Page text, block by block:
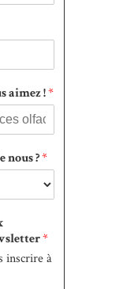
aimez !*
nous ?*
*
inscrire à